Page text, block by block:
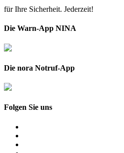
für Ihre Sicherheit. Jederzeit!
Die Warn-App NINA
Die nora Notruf-App
Folgen Sie uns